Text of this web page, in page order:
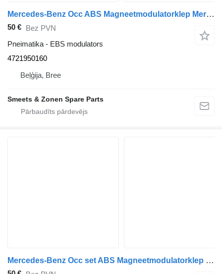
Mercedes-Benz Occ ABS Magneetmodulatorklep Mercedes Atego 472195 4721950160 EBS modulators paredzēts kravas automašīnas
50 € Bez PVN
Pneimatika - EBS modulators
4721950160
Beļģija, Bree
Smeets & Zonen Spare Parts
Mercedes-Benz Occ set ABS Magneetmodulatorklep Mercedes Atego Wa 4721950160 solenoīda vārsts paredzēts kravas automašīnas